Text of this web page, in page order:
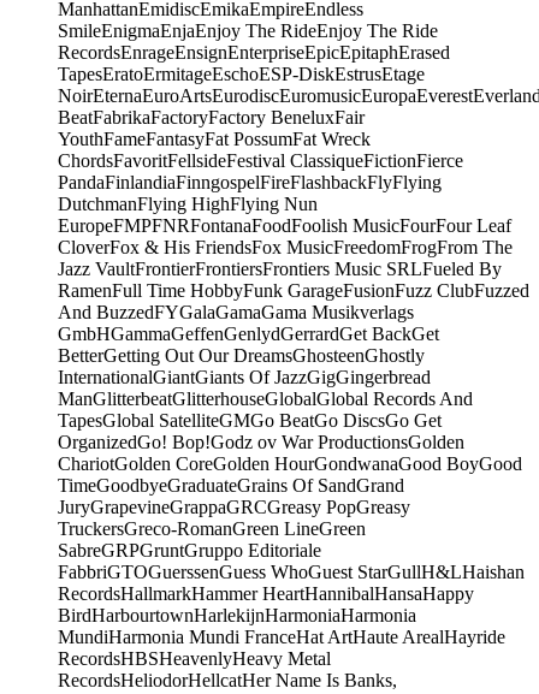
ManhattanEmidiscEmikaEmpireEndless
SmileEnigmaEnjaEnjoy The RideEnjoy The Ride
RecordsEnrageEnsignEnterpriseEpicEpitaphErased
TapesEratoErmitageEschoESP-DiskEstrusEtage
NoirEternaEuroArtsEurodiscEuromusicEuropaEverest
BeatFabrikaFactoryFactory BeneluxFair
YouthFameFantasyFat PossumFat Wreck
ChordsFavoritFellsideFestival ClassiqueFictionFierce
PandaFinlandiaFinngospelFireFlashbackFlyFlying
DutchmanFlying HighFlying Nun
EuropeFMPFNRFontanaFoodFoolish MusicFourFour Leaf
CloverFox & His FriendsFox MusicFreedomFrogFrom The
Jazz VaultFrontierFrontiersFrontiers Music SRLFueled By
RamenFull Time HobbyFunk GarageFusionFuzz ClubFuzzed
And BuzzedFYGalaGamaGama Musikverlags
GmbHGammaGeffenGenlydGerrardGet BackGet
BetterGetting Out Our DreamsGhosteenGhostly
InternationalGiantGiants Of JazzGigGingerbread
ManGlitterbeatGlitterhouseGlobalGlobal Records And
TapesGlobal SatelliteGMGo BeatGo DiscsGo Get
OrganizedGo! Bop!Godz ov War ProductionsGolden
ChariotGolden CoreGolden HourGondwanaGood BoyGood
TimeGoodbyeGraduateGrains Of SandGrand
JuryGrapevineGrappaGRCGreasy PopGreasy
TruckersGreco-RomanGreen LineGreen
SabreGRPGruntGruppo Editoriale
FabbriGTOGuerssenGuess WhoGuest StarGullH&LHaishan
RecordsHallmarkHammer HeartHannibalHansaHappy
BirdHarbourtownHarlekijnHarmoniaHarmonia
MundiHarmonia Mundi FranceHat ArtHaute ArealHayride
RecordsHBSHeavenlyHeavy Metal
RecordsHeliodorHellcatHer Name Is Banks,